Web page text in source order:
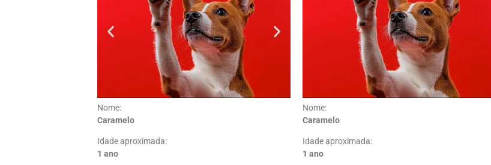
Nome:
Caramelo
Idade aproximada:
1 ano
Nome:
Caramelo
Idade aproximada:
1 ano